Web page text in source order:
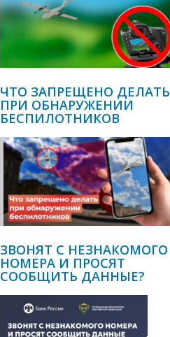
ЧТО ЗАПРЕЩЕНО ДЕЛАТЬ
ПРИ ОБНАРУЖЕНИИ
БЕСПИЛОТНИКОВ
ЗВОНЯТ С НЕЗНАКОМОГО
НОМЕРА И ПРОСЯТ
СООБЩИТЬ ДАННЫЕ?